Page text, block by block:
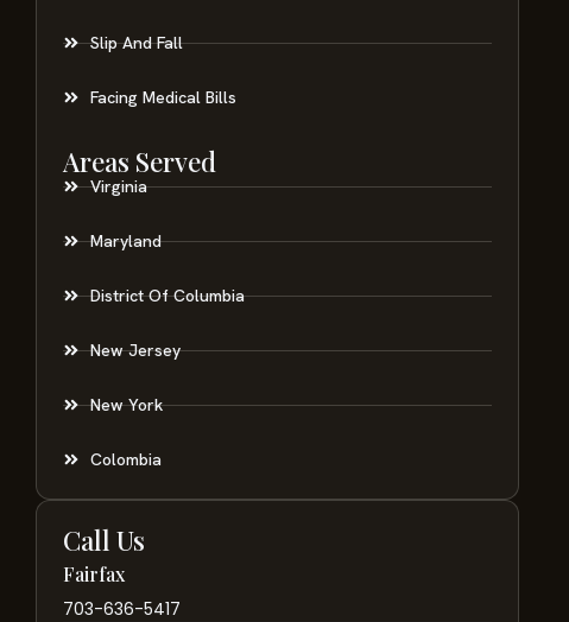
Slip And Fall
Facing Medical Bills
Areas Served
Virginia
Maryland
District Of Columbia
New Jersey
New York
Colombia
Call Us
Fairfax
703-636-5417